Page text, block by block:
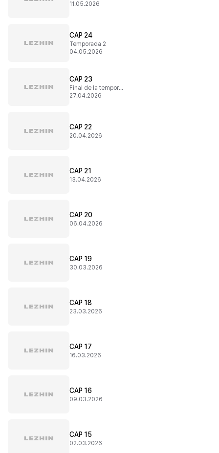
11.05.2026
CAP 24
Temporada 2
04.05.2026
CAP 23
Final de la temporada 1
27.04.2026
CAP 22
20.04.2026
CAP 21
13.04.2026
CAP 20
06.04.2026
CAP 19
30.03.2026
CAP 18
23.03.2026
CAP 17
16.03.2026
CAP 16
09.03.2026
CAP 15
02.03.2026